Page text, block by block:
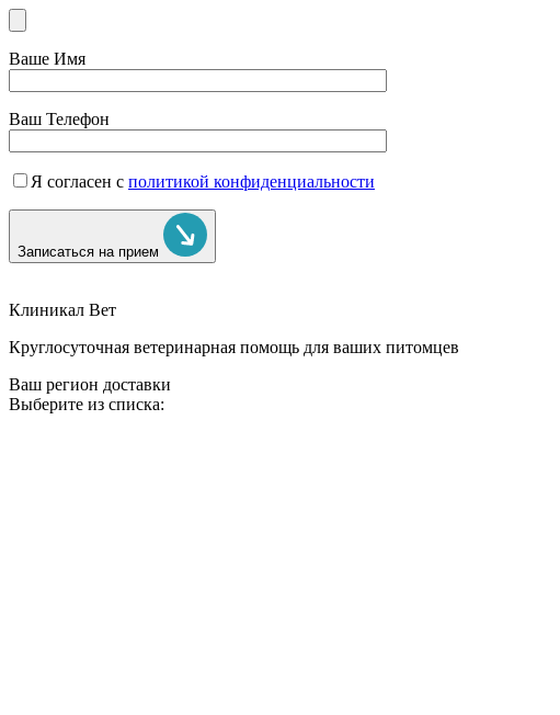
Ваше Имя
Ваш Телефон
Я согласен с политикой конфиденциальности
Записаться на прием
Клиникал Вет
Круглосуточная ветеринарная помощь для ваших питомцев
Ваш регион доставки
Выберите из списка: